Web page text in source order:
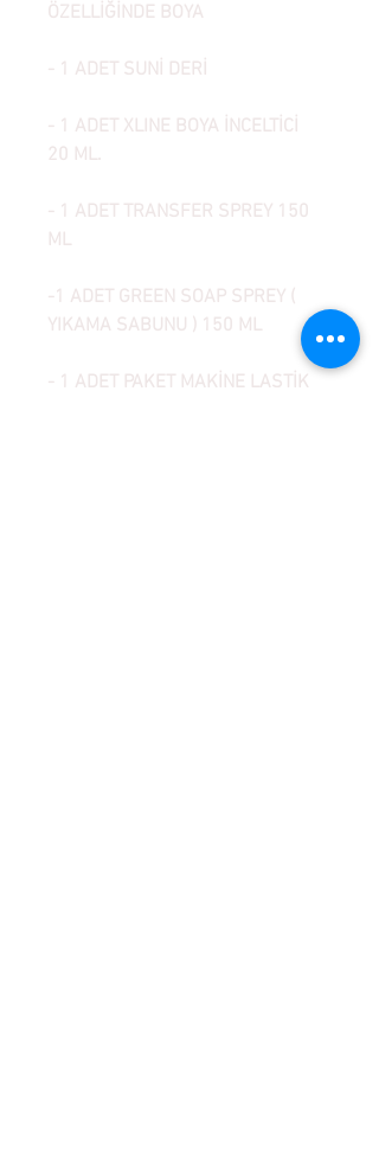
ÖZELLİĞİNDE BOYA
- 1 ADET SUNİ DERİ
- 1 ADET XLINE BOYA İNCELTİCİ
20 ML.
- 1 ADET TRANSFER SPREY 150
ML
-1 ADET GREEN SOAP SPREY (
YIKAMA SABUNU ) 150 ML
- 1 ADET PAKET MAKİNE LASTİK